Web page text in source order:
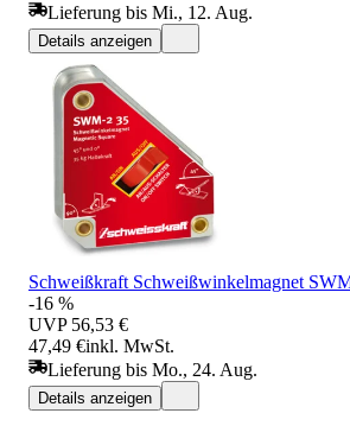
Lieferung bis Mi., 12. Aug.
Details anzeigen
Schweißkraft Schweißwinkelmagnet
-16 %
UVP 56,53 €
47,49 €inkl. MwSt.
Lieferung bis Mo., 24. Aug.
Details anzeigen